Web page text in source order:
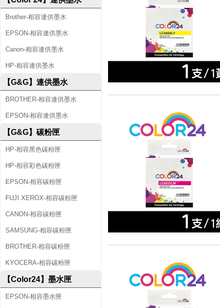
Brother-相容連供墨水
EPSON-相容連供墨水
Canon-相容連供墨水
HP-相容連供墨水
【G&G】連供墨水
BROTHER-相容連供墨水
EPSON-相容連供墨水
【G&G】碳粉匣
HP-相容黑色碳粉匣
HP-相容彩色碳粉匣
EPSON-相容碳粉匣
FUJI XEROX-相容碳粉匣
CANON-相容碳粉匣
SAMSUNG-相容碳粉匣
BROTHER-相容碳粉匣
KYOCERA-相容碳粉匣
【Color24】墨水匣
EPSON-相容墨水匣